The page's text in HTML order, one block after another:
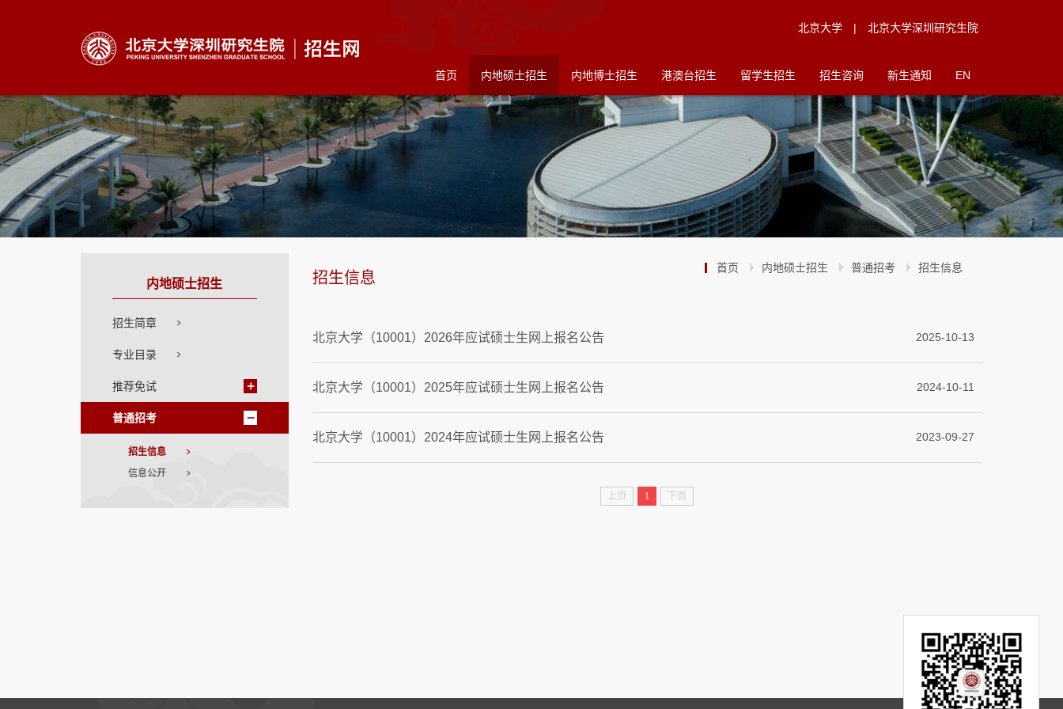
首页 内地硕士招生 内地博士招生 港澳台招生 留学生招生 招生咨询 新生通知 EN
北京大学 | 北京大学深圳研究生院
内地硕士招生
招生简章
专业目录
推荐免试
普通招考
招生信息
信息公开
招生信息
首页 内地硕士招生 普通招考 招生信息
北京大学（10001）2026年应试硕士生网上报名公告 2025-10-13
北京大学（10001）2025年应试硕士生网上报名公告 2024-10-11
北京大学（10001）2024年应试硕士生网上报名公告 2023-09-27
上页 1 下页